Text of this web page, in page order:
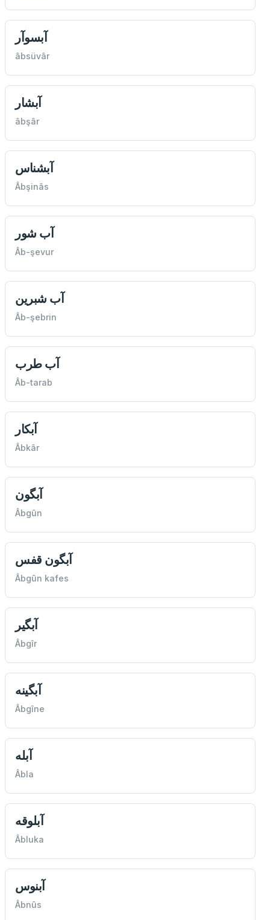
آبسوآر
âbsüvâr
آبشار
âbşâr
آبشناس
Âbşinâs
آب شور
Âb-şevur
آب شبرين
Âb-şebrin
آب طرب
Âb-tarab
آبكار
Âbkâr
آبگون
Âbgûn
آبگون قفس
Âbgûn kafes
آبگیر
Âbgîr
آبگينه
Âbgîne
آبله
Âbla
آبلوقه
Âbluka
آبنوس
Âbnûs